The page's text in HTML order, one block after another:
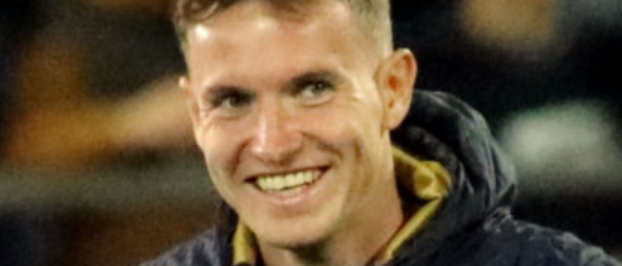
9 Agosto 2026
Ex Cagliari, Piccoli conteso sul
mercato: la Lazio lo valuta per
l’attacco
9 Agosto 2026
Il Cagliari ufficializza Daniel Maldini: